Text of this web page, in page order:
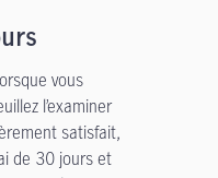
vous
l’examiner
satisfait,
de 30 jours et